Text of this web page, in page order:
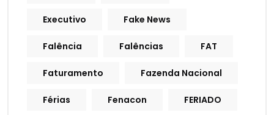
Executivo Fake News
Falência Falências FAT
Faturamento Fazenda Nacional
Férias Fenacon FERIADO